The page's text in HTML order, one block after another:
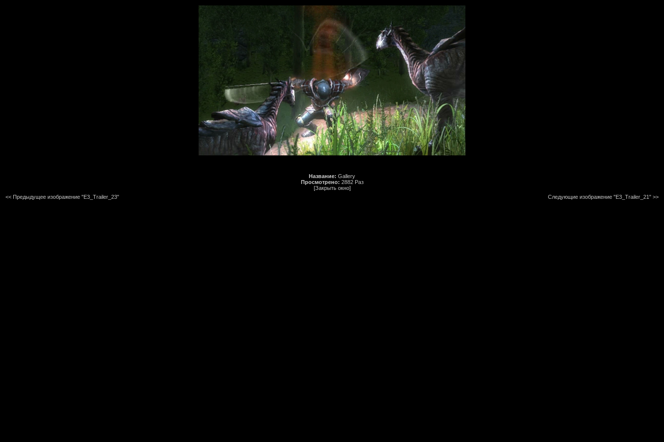
Название: Gallery
Просмотрено: 2882 Раз
[Закрыть окно]
<< Предыдущее изображение "E3_Trailer_23"
Следующие изображение "E3_Trailer_21" >>